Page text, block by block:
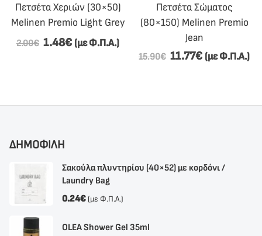
Πετσέτα Χεριών (30×50)
Melinen Premio Light Grey
2.00€ 1.48€ (με Φ.Π.Α.)
Πετσέτα Σώματος
(80×150) Melinen Premio
Jean
15.90€ 11.77€ (με Φ.Π.Α.)
ΔΗΜΟΦΙΛΗ
Σακούλα πλυντηρίου (40×52) με κορδόνι /
Laundry Bag
0.24€ (με Φ.Π.Α.)
OLEA Shower Gel 35ml